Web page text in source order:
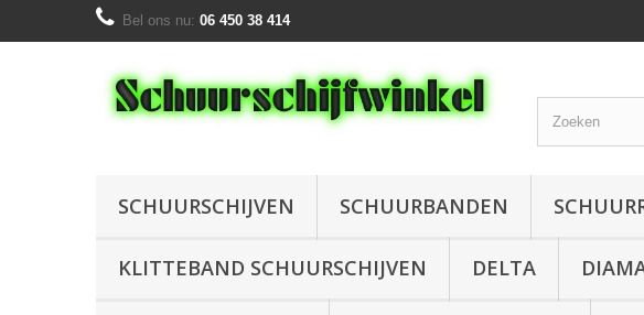
Bel ons nu: 06 450 38 414
SCHUURSCHIJVEN SCHUURBANDEN
KLITTEBAND SCHUURSCHIJVEN DELTA